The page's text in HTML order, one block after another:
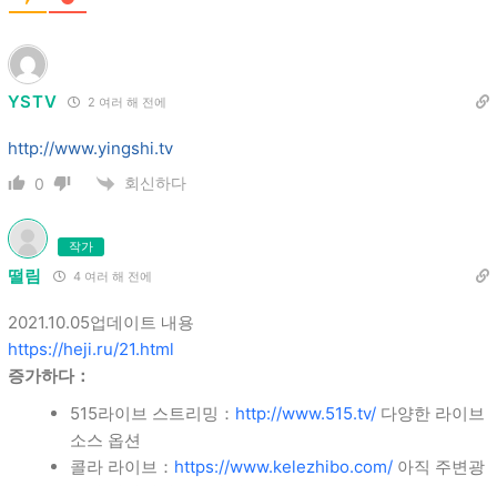
YSTV 2 여러 해 전에
http://www.yingshi.tv
0 회신하다
작가
떨림 4 여러 해 전에
2021.10.05업데이트 내용
https://heji.ru/21.html
증가하다：
515라이브 스트리밍： http://www.515.tv/다양한 라이브
소스 옵션
콜라 라이브： https://www.kelezhibo.com/아직 주변광